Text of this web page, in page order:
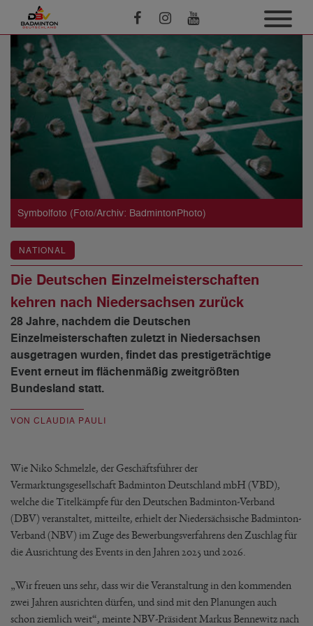
Symbolfoto (Foto/Archiv: BadmintonPhoto)
NATIONAL
Die Deutschen Einzelmeisterschaften
kehren nach Niedersachsen zurück
28 Jahre, nachdem die Deutschen
Einzelmeisterschaften zuletzt in Niedersachsen
ausgetragen wurden, findet das prestigeträchtige
Event erneut im flächenmäßig zweitgrößten
Bundesland statt.
VON CLAUDIA PAULI
Wie Niko Schmelzle, der Geschäftsführer der
Vermarktungsgesellschaft Badminton Deutschland mbH (VBD),
welche die Titelkämpfe für den Deutschen Badminton-Verband
(DBV) veranstaltet, mitteilte, erhielt der Niedersächsische Badminton-
Verband (NBV) im Zuge des Bewerbungsverfahrens den Zuschlag für
die Ausrichtung des Events in den Jahren 2025 und 2026.
„Wir freuen uns sehr, dass wir die Veranstaltung in den kommenden
zwei Jahren ausrichten dürfen, und sind mit den Planungen auch
schon ziemlich weit“, meinte NBV-Präsident Markus Bennewitz nach